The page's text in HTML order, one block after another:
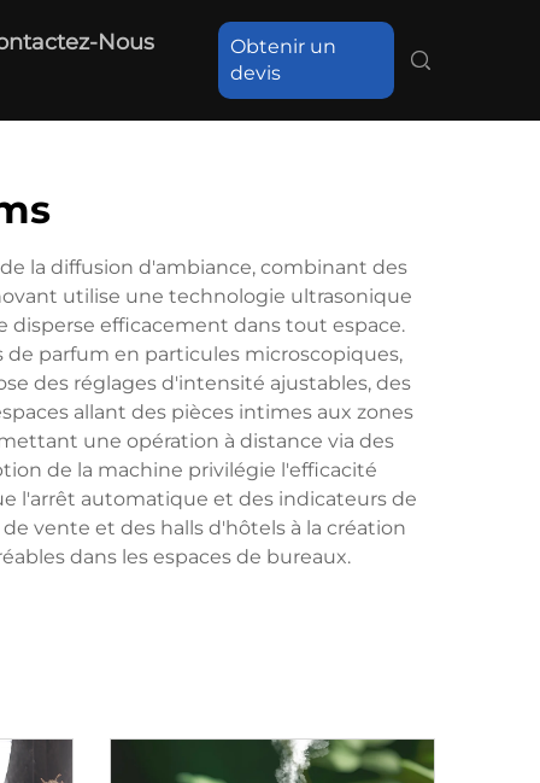
Nous
Obtenir un
devis
la diffusion d'ambiance, combinant des
utilise une technologie ultrasonique
disperse efficacement dans tout espace.
parfum en particules microscopiques,
des réglages d'intensité ajustables, des
allant des pièces intimes aux zones
une opération à distance via des
de la machine privilégie l'efficacité
l'arrêt automatique et des indicateurs de
vente et des halls d'hôtels à la création
dans les espaces de bureaux.